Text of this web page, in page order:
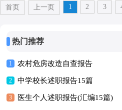
首页 上一页 1 2 3
热门推荐
1 农村危房改造自查报告
2 中学校长述职报告15篇
3 医生个人述职报告(汇编15篇)